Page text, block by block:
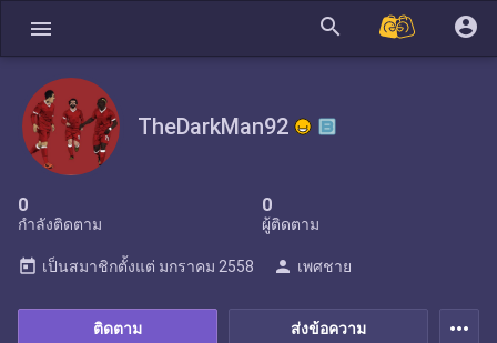
menu search account_circle
TheDarkMan92
0
กำลังติดตาม
0
ผู้ติดตาม
ส่งข้อความ
ติดตาม
today เป็นสมาชิกตั้งแต่ มกราคม 2558 person เพศชาย
more_horiz